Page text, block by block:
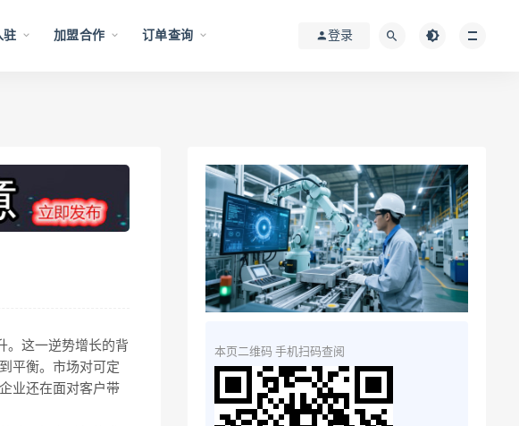
驻 加盟合作 订单查询 登录
。这一逆势增长的背
平衡。市场对可定
业还在面对客户带
本页二维码 手机扫码查阅